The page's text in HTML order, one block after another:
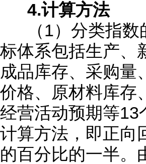
4.计算方法
（1）分类指数
标体系包括生产、
成品库存、采购量
价格、原材料库存
经营活动预期等13
计算方法，即正向
的百分比的一半。